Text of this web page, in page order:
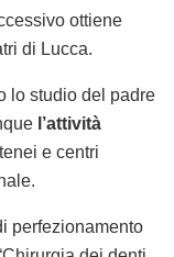
ottiene
di Lucca.
lo studio del padre
l’attività
e centri
perfezionamento